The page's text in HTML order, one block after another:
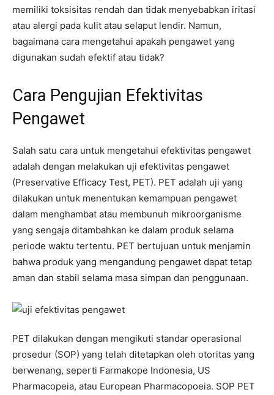
memiliki toksisitas rendah dan tidak menyebabkan iritasi
atau alergi pada kulit atau selaput lendir. Namun,
bagaimana cara mengetahui apakah pengawet yang
digunakan sudah efektif atau tidak?
Cara Pengujian Efektivitas
Pengawet
Salah satu cara untuk mengetahui efektivitas pengawet
adalah dengan melakukan uji efektivitas pengawet
(Preservative Efficacy Test, PET). PET adalah uji yang
dilakukan untuk menentukan kemampuan pengawet
dalam menghambat atau membunuh mikroorganisme
yang sengaja ditambahkan ke dalam produk selama
periode waktu tertentu. PET bertujuan untuk menjamin
bahwa produk yang mengandung pengawet dapat tetap
aman dan stabil selama masa simpan dan penggunaan.
PET dilakukan dengan mengikuti standar operasional
prosedur (SOP) yang telah ditetapkan oleh otoritas yang
berwenang, seperti Farmakope Indonesia, US
Pharmacopeia, atau European Pharmacopoeia. SOP PET